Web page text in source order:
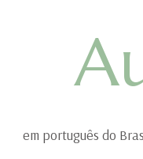
em português do